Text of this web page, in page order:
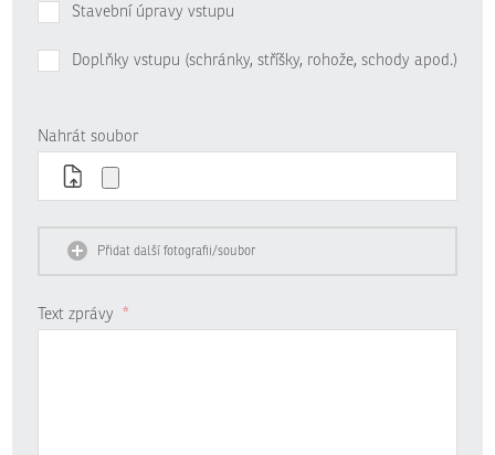
Stavební úpravy vstupu
Doplňky vstupu (schránky, stříšky, rohože, schody apod.)
Nahrát soubor
Přidat další fotografii/soubor
Text zprávy *